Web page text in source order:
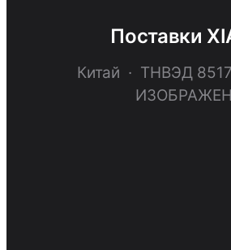
Поставки
Китай · ТНВЭД